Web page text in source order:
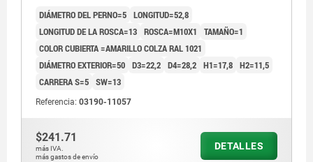
CUBIERTA:AMARILLO RAL1021
DIÁMETRO DEL PERNO=5 LONGITUD=52,8
LONGITUD DE LA ROSCA=13 ROSCA=M10X1
TAMAÑO=1
COLOR CUBIERTA =AMARILLO COLZA RAL 1021
DIÁMETRO EXTERIOR=50 D3=22,2 D4=28,2 H1=17,8 H2=11,5
CARRERA S=5 SW=13
Referencia: 03190-11057
$241.71
más IVA.
más gastos de envío
DETALLES